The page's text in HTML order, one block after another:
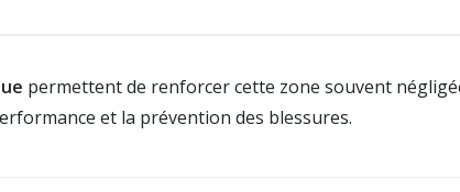
permettent de renforcer cette zone souvent
et la prévention des blessures.